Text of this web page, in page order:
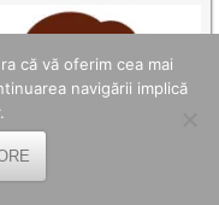
că vă oferim cea mai
navigării implică